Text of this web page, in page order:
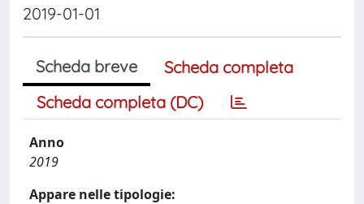
2019-01-01
Scheda breve
Scheda completa
Scheda completa (DC)
Anno
2019
Appare nelle tipologie: